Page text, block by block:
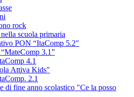
rock
scuola primaria
PON “ItaComp 5.2"
3.1”
4.1
Attiva Kids"
2.1
di fine anno scolastico "Ce la posso